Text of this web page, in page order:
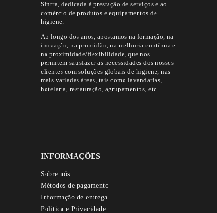
Sintra, dedicada à prestação de serviços e ao
comércio de produtos e equipamentos de
higiene.
Ao longo dos anos, apostamos na formação, na
inovação, na prontidão, na melhoria contínua e
na proximidade/flexibilidade, que nos
permitem satisfazer as necessidades dos nossos
clientes com soluções globais de higiene, nas
mais variadas áreas, tais como lavandarias,
hotelaria, restauração, agrupamentos, etc.
INFORMAÇÕES
Sobre nós
Métodos de pagamento
Informação de entrega
Politica e Privacidade